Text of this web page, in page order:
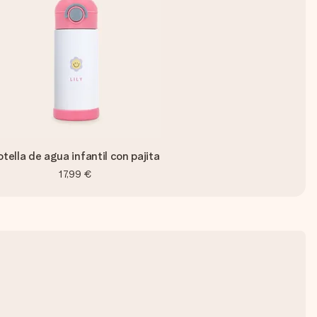
de agua infantil con pajita
17,99 €